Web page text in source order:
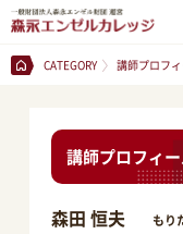
CATEGORY 講師プロフ
講師プロフィ
森田 恒夫 もり